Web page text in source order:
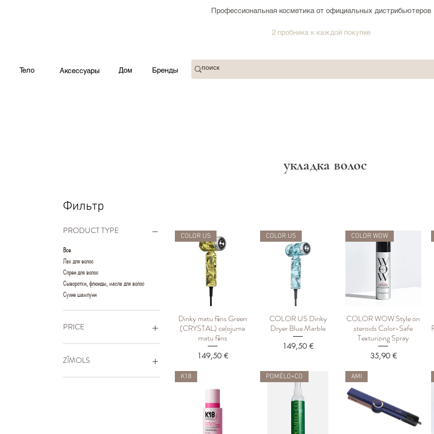
Профессиональная косметика от официальных дистрибьютеров
2 пробника к каждой покупке
Тело Аксессуары Дом Бренды
укладка волос
Фильтр
PRODUCT TYPE
Все
Лак для волос
Спреи для волос
Сыворотки, флюиды, масла для волос
Сухие шампуни
PRICE
11 €
ZĪMOLS
DAVINES
Быстрый просмотр
COLOR US
Dinky matu fēns Green
(CRYSTAL) ceļojuma
matu fēns
Цена
149,50 €
Быстрый просмотр
COLOR US
COLOR US Dinky
Dryer Blue Marble
Цена
149,50 €
Быстрый просмотр
COLOR WOW
COLOR WOW Style on
steroids Color-Safe
Texturizing Spray
Цена
35,90 €
K18 POMÉLO+CO AMI